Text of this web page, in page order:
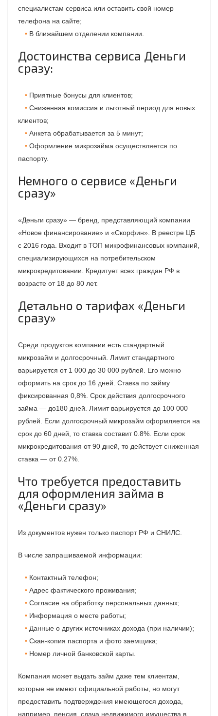
специалистам сервиса или оставить свой номер
телефона на сайте;
В ближайшем отделении компании.
Достоинства сервиса Деньги
сразу:
Приятные бонусы для клиентов;
Сниженная комиссия и льготный период для новых
клиентов;
Анкета обрабатывается за 5 минут;
Оформление микрозайма осуществляется по
паспорту.
Немного о сервисе «Деньги
сразу»
«Деньги сразу» — бренд, представляющий компании
«Новое финансирование» и «Скорфин». В реестре ЦБ
с 2016 года. Входит в ТОП микрофинансовых компаний,
специализирующихся на потребительском
микрокредитовании. Кредитует всех граждан РФ в
возрасте от 18 до 80 лет.
Детально о тарифах «Деньги
сразу»
Среди продуктов компании есть стандартный
микрозайм и долгосрочный. Лимит стандартного
варьируется от 1 000 до 30 000 рублей. Его можно
оформить на срок до 16 дней. Ставка по займу
фиксированная 0,8%. Срок действия долгосрочного
займа — до180 дней. Лимит варьируется до 100 000
рублей. Если долгосрочный микрозайм оформляется на
срок до 60 дней, то ставка составит 0.8%. Если срок
микрокредитования от 90 дней, то действует сниженная
ставка — от 0.27%.
Что требуется предоставить
для оформления займа в
«Деньги сразу»
Из документов нужен только паспорт РФ и СНИЛС.
В числе запрашиваемой информации:
Контактный телефон;
Адрес фактического проживания;
Согласие на обработку персональных данных;
Информация о месте работы;
Данные о других источниках дохода (при наличии);
Скан-копия паспорта и фото заемщика;
Номер личной банковской карты.
Компания может выдать займ даже тем клиентам,
которые не имеют официальной работы, но могут
предоставить подтверждения имеющегося дохода,
например, пенсия, сдача недвижимого имущества в